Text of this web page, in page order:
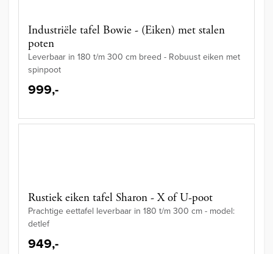
Industriële tafel Bowie - (Eiken) met stalen
poten
Leverbaar in 180 t/m 300 cm breed - Robuust eiken met
spinpoot
999,-
Rustiek eiken tafel Sharon - X of U-poot
Prachtige eettafel leverbaar in 180 t/m 300 cm - model:
detlef
949,-